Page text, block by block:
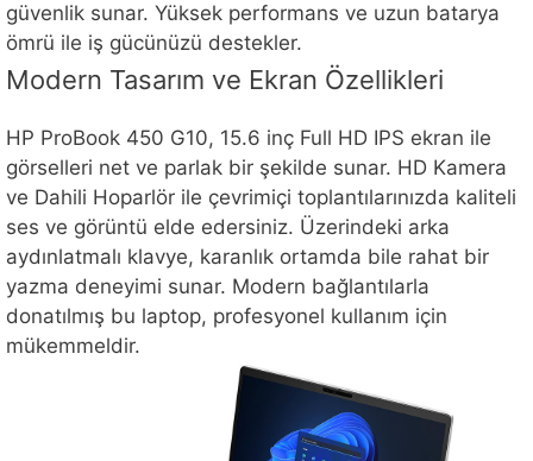
güvenlik sunar. Yüksek performans ve uzun batarya
ömrü ile iş gücünüzü destekler.
Modern Tasarım ve Ekran Özellikleri
HP ProBook 450 G10, 15.6 inç Full HD IPS ekran ile
görselleri net ve parlak bir şekilde sunar. HD Kamera
ve Dahili Hoparlör ile çevrimiçi toplantılarınızda kaliteli
ses ve görüntü elde edersiniz. Üzerindeki arka
aydınlatmalı klavye, karanlık ortamda bile rahat bir
yazma deneyimi sunar. Modern bağlantılarla
donatılmış bu laptop, profesyonel kullanım için
mükemmeldir.